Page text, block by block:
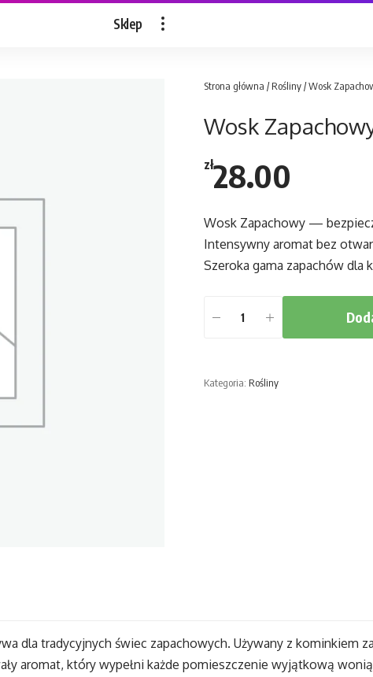
Sklep
Strona główna /Rośliny/ Wosk
Wosk
zł28.00
Wosk Zapachowy —
Intensywny aromat bez
Szeroka gama zapachów dla
Kategoria: Rośliny
dla tradycyjnych świec zapachowych. Używany z kominkiem
aromat, który wypełni każde pomieszczenie wyjątkową